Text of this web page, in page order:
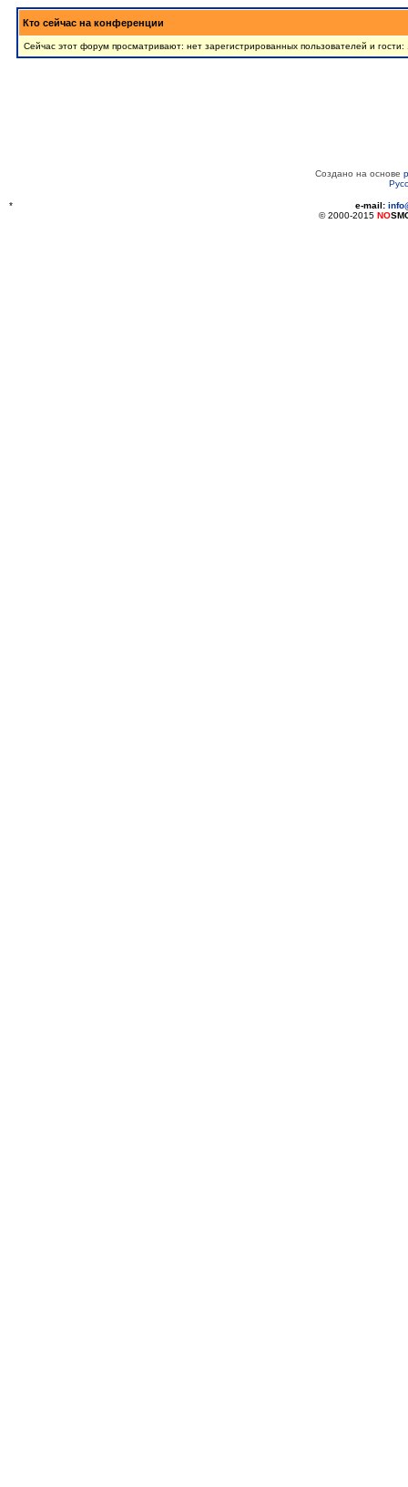
Кто сейчас на конференции
Сейчас этот форум просматривают: нет зарегистрированных пользователей и гости:
Создано на основе
* e-mail:
© 2000-2015 NO